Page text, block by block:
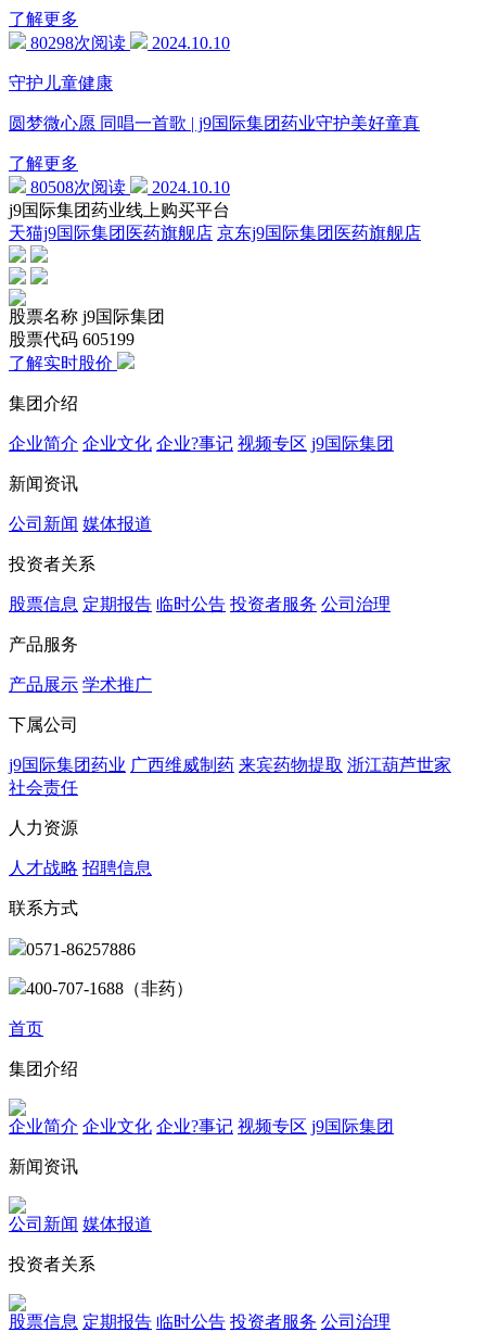
了解更多
80298次阅读
2024.10.10
守护儿童健康
圆梦微心愿 同唱一首歌 | j9国际集团药业守护美好童真
了解更多
80508次阅读
2024.10.10
j9国际集团药业线上购买平台
天猫j9国际集团医药旗舰店 京东j9国际集团医药旗舰店
股票名称 j9国际集团
股票代码 605199
了解实时股价
集团介绍
企业简介 企业文化 企业?事记 视频专区 j9国际集团
新闻资讯
公司新闻 媒体报道
投资者关系
股票信息 定期报告 临时公告 投资者服务 公司治理
产品服务
产品展示 学术推广
下属公司
j9国际集团药业 广西维威制药 来宾药物提取 浙江葫芦世家
社会责任
人力资源
人才战略 招聘信息
联系方式
0571-86257886
400-707-1688（非药）
首页
集团介绍
企业简介 企业文化 企业?事记 视频专区 j9国际集团
新闻资讯
公司新闻 媒体报道
投资者关系
股票信息 定期报告 临时公告 投资者服务 公司治理